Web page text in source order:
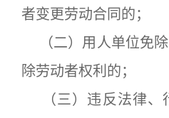
者变更劳动合同的；
（二）用人单位免
除劳动者权利的；
（三）违反法律、